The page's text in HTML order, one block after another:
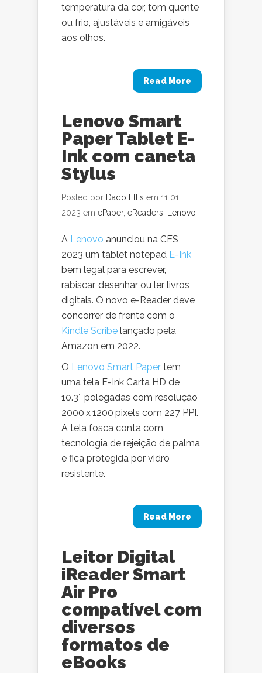
temperatura da cor, tom quente
ou frio, ajustáveis e amigáveis
aos olhos.
Read More
Lenovo Smart
Paper Tablet E-
Ink com caneta
Stylus
Posted por Dado Ellis em 11 01,
2023 em ePaper, eReaders Lenovo
A Lenovo anunciou na CES
2023 um tablet notepad E-Ink
bem legal para escrever,
rabiscar, desenhar ou ler livros
digitais. O novo e-Reader deve
concorrer de frente com o
Kindle Scribe lançado pela
Amazon em 2022.
O Lenovo Smart Paper tem
uma tela E-Ink Carta HD de
10.3″ polegadas com resolução
2000 x 1200 pixels com 227 PPI.
A tela fosca conta com
tecnologia de rejeição de palma
e fica protegida por vidro
resistente.
Read More
Leitor Digital
iReader Smart
Air Pro
compatível com
diversos
formatos de
eBooks